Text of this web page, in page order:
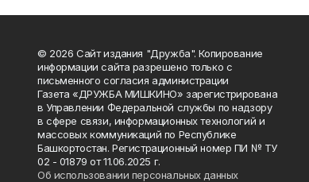
© 2026 Сайт издания "Дружба". Копирование
информации сайта разрешено только с
письменного согласия администрации
Газета «ДРУЖБА МИШКИНО» зарегистрирована
в Управлении Федеральной службы по надзору
в сфере связи, информационных технологий и
массовых коммуникаций по Республике
Башкортостан. Регистрационный номер ПИ № ТУ
02 - 01879 от 11.06.2025 г.
Об использовании персональных данных